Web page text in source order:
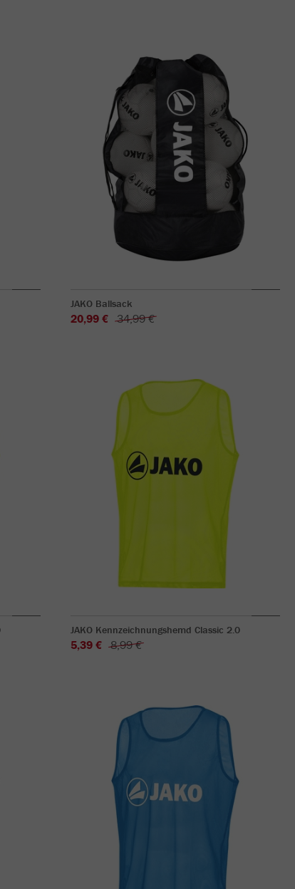
JAKO Ballsack
20,99 € 34,99 €
JAKO Kennzeichnungshemd Classic 2.0
5,39 € 8,99 €